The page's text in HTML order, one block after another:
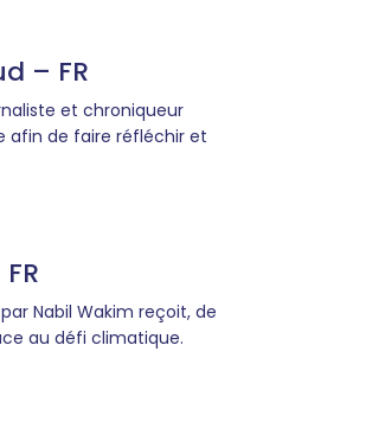
– FR
et chroniqueur
afin de faire réfléchir et
Nabil Wakim reçoit, de
au défi climatique.